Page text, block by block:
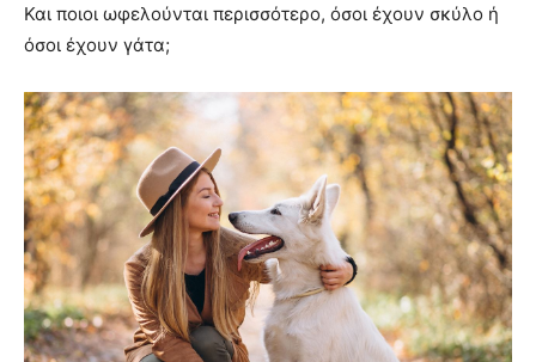
Και ποιοι ωφελούνται περισσότερο, όσοι έχουν σκύλο ή
όσοι έχουν γάτα;